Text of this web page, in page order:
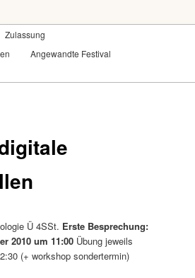
Kunst Wien
Zulassung
Angewandte Festival
Ü 4SSt. Erste Besprechung:
2010 um 11:00 Übung jeweils
(+ workshop sondertermin)